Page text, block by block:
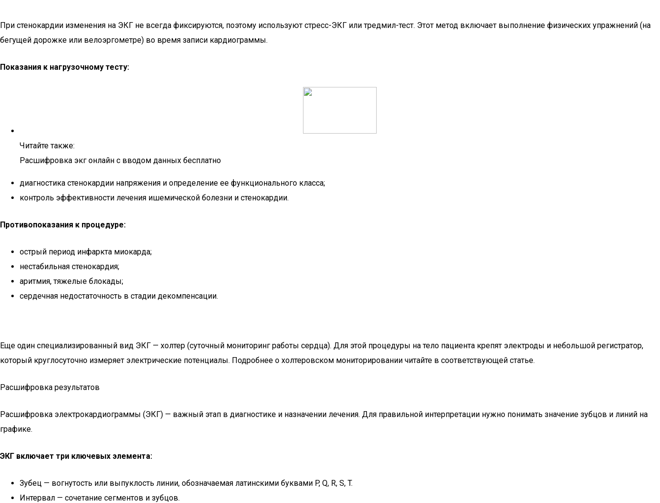
При стенокардии изменения на ЭКГ не всегда фиксируются, поэтому используют стресс-ЭКГ или тредмил-тест. Этот метод включает выполнение физических упражнений (на
бегущей дорожке или велоэргометре) во время записи кардиограммы.
Показания к нагрузочному тесту:
Читайте также:
Расшифровка экг онлайн с вводом данных бесплатно
диагностика стенокардии напряжения и определение ее функционального класса;
контроль эффективности лечения ишемической болезни и стенокардии.
Противопоказания к процедуре:
острый период инфаркта миокарда;
нестабильная стенокардия;
аритмия, тяжелые блокады;
сердечная недостаточность в стадии декомпенсации.
Еще один специализированный вид ЭКГ — холтер (суточный мониторинг работы сердца). Для этой процедуры на тело пациента крепят электроды и небольшой регистратор,
который круглосуточно измеряет электрические потенциалы. Подробнее о холтеровском мониторировании читайте в соответствующей статье.
Расшифровка результатов
Расшифровка электрокардиограммы (ЭКГ) — важный этап в диагностике и назначении лечения. Для правильной интерпретации нужно понимать значение зубцов и линий на
графике.
ЭКГ включает три ключевых элемента:
Зубец — вогнутость или выпуклость линии, обозначаемая латинскими буквами P, Q, R, S, T.
Интервал — сочетание сегментов и зубцов.